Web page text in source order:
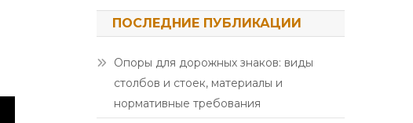
ПОСЛЕДНИЕ ПУБЛИКАЦИИ
Опоры для дорожных знаков: виды
столбов и стоек, материалы и
нормативные требования